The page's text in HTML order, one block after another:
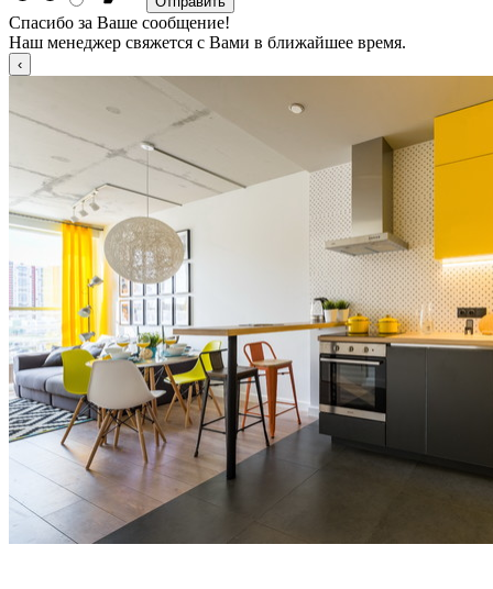
Спасибо за Ваше сообщение!
Наш менеджер свяжется с Вами в ближайшее время.